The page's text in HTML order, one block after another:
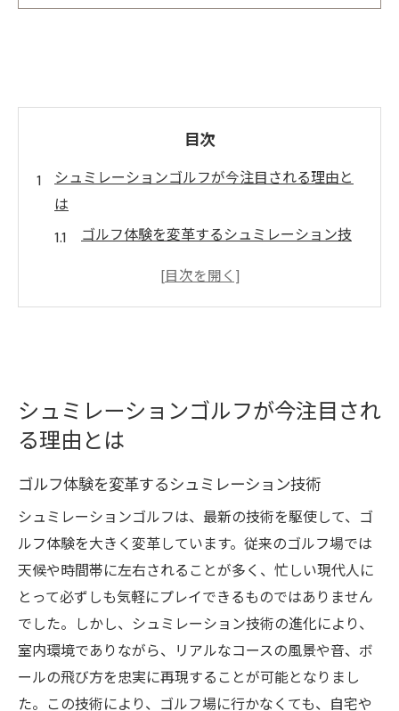
目次
シュミレーションゴルフが今注目される理由と
は
ゴルフ体験を変革するシュミレーション技
若者層に人気！シュミレーションゴルフの
魅力
環境に配慮したゴルフの新しいスタイル
技術革新が生み出すシュミレーションゴルフの
新たな魅力
VRやARを活用した臨場感あふれるゴルフ体
験
リアルタイムデータ分析でスキルアップを
サポート
高精度シミュレーションがもたらすリアル
シュミレーションゴルフが今注目され
る理由とは
ゴルフ体験を変革するシュミレーション技術
シュミレーションゴルフは、最新の技術を駆使して、ゴ
ルフ体験を大きく変革しています。従来のゴルフ場では
天候や時間帯に左右されることが多く、忙しい現代人に
とって必ずしも気軽にプレイできるものではありません
でした。しかし、シュミレーション技術の進化により、
室内環境でありながら、リアルなコースの風景や音、ボ
ールの飛び方を忠実に再現することが可能となりまし
た。この技術により、ゴルフ場に行かなくても、自宅や